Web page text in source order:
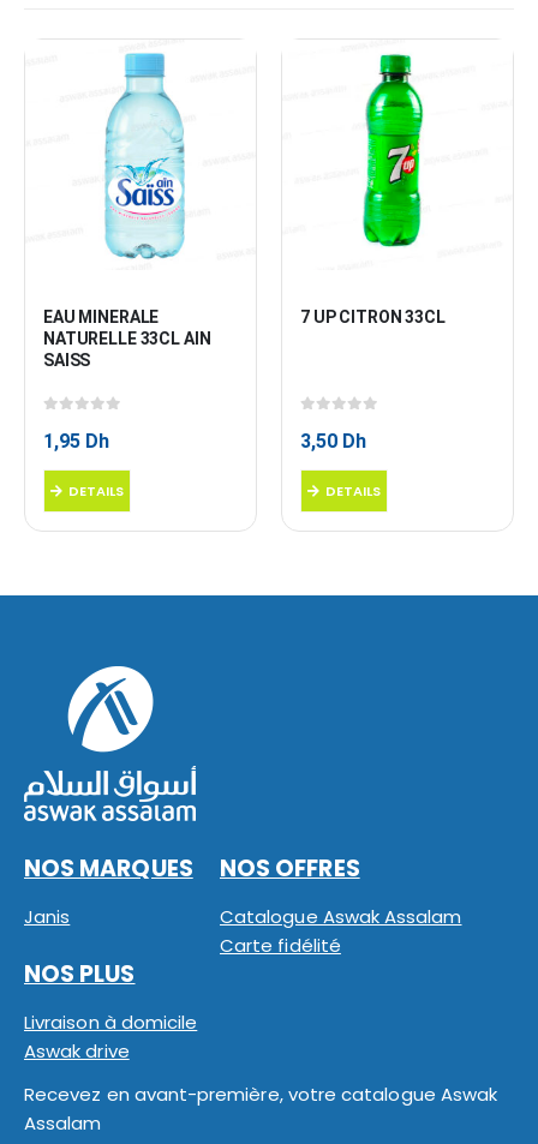
EAU MINERALE
NATURELLE 33CL AIN
SAISS
1,95 Dh
DETAILS
7 UP CITRON 33CL
3,50 Dh
DETAILS
NOS MARQUES
Janis
NOS OFFRES
Catalogue Aswak Assalam
Carte fidélité
NOS PLUS
Livraison à domicile
Aswak drive
Recevez en avant-première, votre catalogue Aswak
Assalam